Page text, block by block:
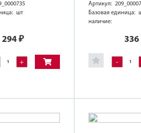
шт
294₽
+
Артикул:
Базовая единица:
наличие:
336
-